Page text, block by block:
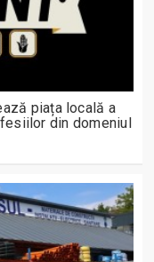
piața locală a
din domeniul